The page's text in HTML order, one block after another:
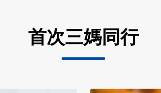
首次三媽同行